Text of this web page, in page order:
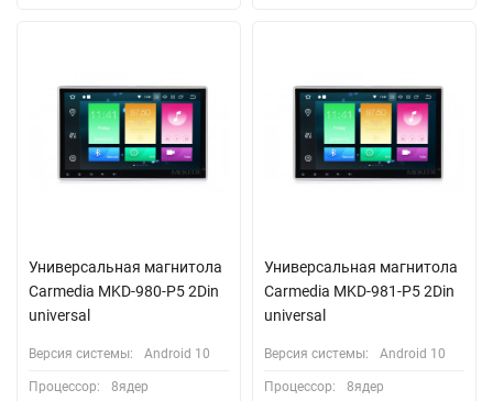
Универсальная магнитола
Carmedia MKD-980-P5 2Din
universal
Версия системы: Android 10
Процессор: 8ядер
Универсальная магнитола
Carmedia MKD-981-P5 2Din
universal
Версия системы: Android 10
Процессор: 8ядер